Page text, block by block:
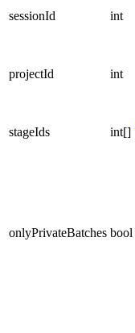
sessionId int
projectId int
stageIds int[]
onlyPrivateBatches bool